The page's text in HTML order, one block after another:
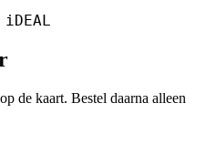
de kaart. Bestel daarna alleen